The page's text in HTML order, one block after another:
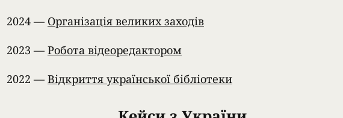
2024 — Організація великих заходів
2023 — Робота відеоредакто­ром
2022 — Відкриття української бібліотеки